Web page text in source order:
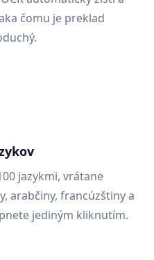
čomu je preklad
jazykmi, vrátane
arabčiny, francúzštiny a
jediným kliknutím.